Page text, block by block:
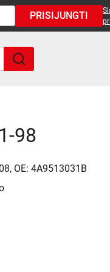
PRISIJUNGTI
98
OE: 4A9513031B